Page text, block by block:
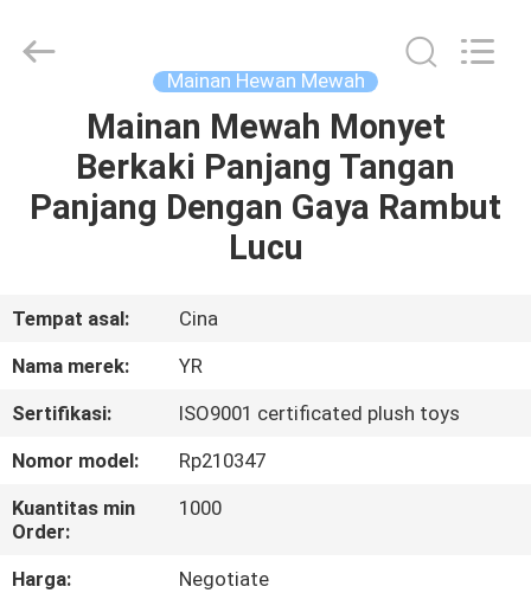
RUMAH
PRODUK
KAMI
PABRIK
KONTROL
KUALITAS
Mainan Hewan Mewah
Mainan Mewah Monyet
Berkaki Panjang Tangan
Panjang Dengan Gaya Rambut
Lucu
Tempat asal:
Cina
Nama merek:
YR
Sertifikasi:
ISO9001 certificated plush toys
Nomor model:
Rp210347
Kuantitas min
Order:
1000
Harga:
Negotiate